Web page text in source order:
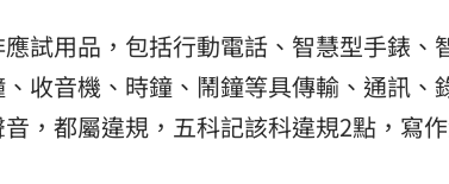
試用品，包括行動電話、智慧型手錶、
收音機、時鐘、鬧鐘等具傳輸、通訊、
，都屬違規，五科記該科違規2點，寫